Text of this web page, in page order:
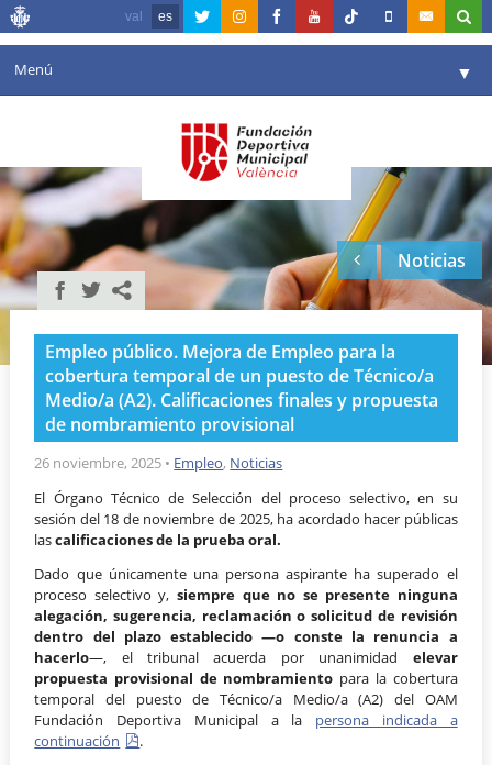
val es
Menú ▼
Agenda
Instalaciones ▼
Comunicación ▼
Valencia en deporte
Portal de Transparencia
Reservas
Noticias
Empleo público. Mejora de Empleo para la
cobertura temporal de un puesto de Técnico/a
Medio/a (A2). Calificaciones finales y propuesta
de nombramiento provisional
26 noviembre, 2025 • Empleo, Noticias
El Órgano Técnico de Selección del proceso selectivo, en su
sesión del 18 de noviembre de 2025, ha acordado hacer públicas
lascalificaciones de la prueba oral.
Dado que únicamente una persona aspirante ha superado el
proceso selectivo y, siempre que no se presente ninguna
alegación, sugerencia, reclamación o solicitud de revisión
dentro del plazo establecido —o conste la renuncia a
hacerlo—, el tribunal acuerda por unanimidad elevar
propuesta provisional de nombramiento para la cobertura
temporal del puesto de Técnico/a Medio/a (A2) del OAM
Fundación Deportiva Municipal a la persona indicada a
continuación
.